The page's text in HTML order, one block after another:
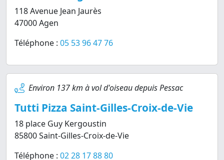
118 Avenue Jean Jaurès
47000 Agen
Téléphone : 05 53 96 47 76
Environ 137 km à vol d'oiseau depuis Pessac
Tutti Pizza Saint-Gilles-Croix-de-Vie
18 place Guy Kergoustin
85800 Saint-Gilles-Croix-de-Vie
Téléphone : 02 28 17 88 80